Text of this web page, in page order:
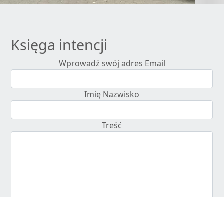
Księga intencji
Wprowadź swój adres Email
Imię Nazwisko
Treść